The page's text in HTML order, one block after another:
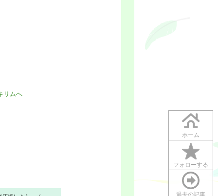
ホーム
フォローする
過去の記事